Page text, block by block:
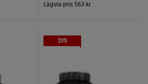
Lägsta pris 563 kr
20%